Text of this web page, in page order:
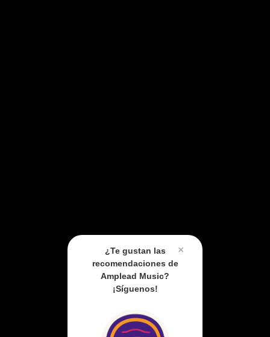
×
¿Te gustan las
recomendaciones de
Amplead Music?
¡Síguenos!